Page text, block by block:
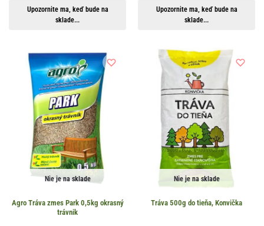
Upozornite ma, keď bude na
sklade...
Upozornite ma, keď bude na
sklade...
Nie je na sklade
Agro Tráva zmes Park 0,5kg okrasný
trávnik
Nie je na sklade
Tráva 500g do tieňa, Konvička